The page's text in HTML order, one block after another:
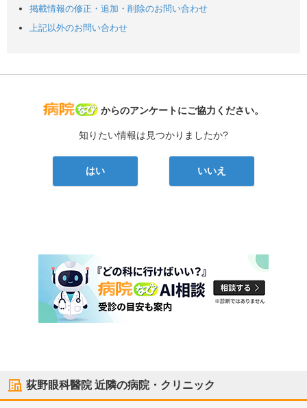
掲載情報の修正・追加・削除のお問い合わせ
上記以外のお問い合わせ
病院なび
からのアンケートにご協力ください。
知りたい情報は見つかりましたか?
はい いいえ
荻野眼科醫院近隣の病院・クリニック